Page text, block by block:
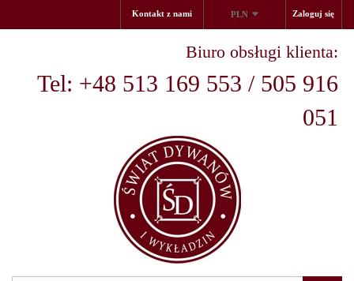
Zaloguj się
PLN
Kontakt z nami
Biuro obsługi klienta:
Tel: +48 513 169 553 / 505 916
051